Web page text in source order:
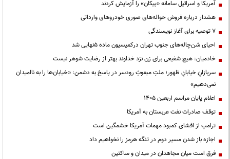
آمریکا و اسرائیل سامانه «پیکان» را آزمایش کردند
هشدار درباره فروش حواله‌های صوری خودروهای وارداتی
۷ توصیه برای آغاز نویسندگی
احیای شن‌چاله‌های جنوب تهران درکمیسیون ماده ۵نهایی شد
خادمیان: هیچ شفیعی برای زن نزد خداوند بهتر از رضایت شوهر نیست
سربازانِ خیابانِ ظهور؛ ملتِ مبعوثِ رودسر در پاسخ به دشمن: «خیابان‌ها را به ناامیدان
نمی‌دهیم»
اعلام پایان مراسم اربعین ۱۴۰۵
توقف صادرات نفت عربستان به آمریکا
ترامپ از افشای کمبود مهمات آمریکا خشمگین است
اجازه باز شدن مسیر دوم در تنگه هرمز را نخواهیم داد
فرق است میان مجاهدان در میدان و ساکتین